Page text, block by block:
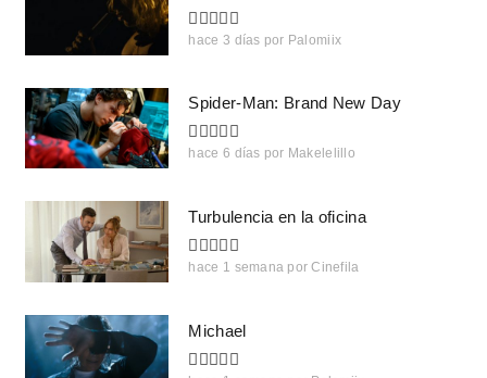
hace 3 días por Palomiix
Spider-Man: Brand New Day
hace 6 días por Makelelillo
Turbulencia en la oficina
hace 1 semana por Cinefila
Michael